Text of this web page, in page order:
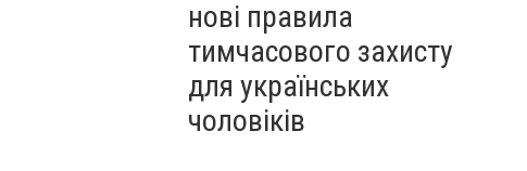
нові правила
тимчасового захисту
для українських
чоловіків